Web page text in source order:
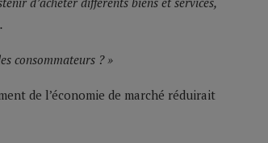
consommateurs ? »
de l’économie de marché réduirait